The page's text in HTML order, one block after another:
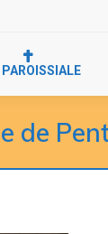
PAROISSIALE
de